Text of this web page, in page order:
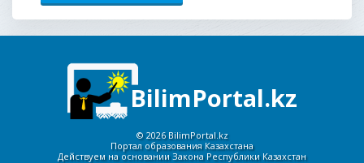
BilimPortal.kz
©2026 BilimPortal.kz
Портал образования Казахстана
Действуем на основании Закона Республики Казахстан